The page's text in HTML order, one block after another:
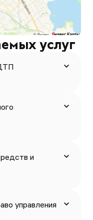
услуг
и
управления